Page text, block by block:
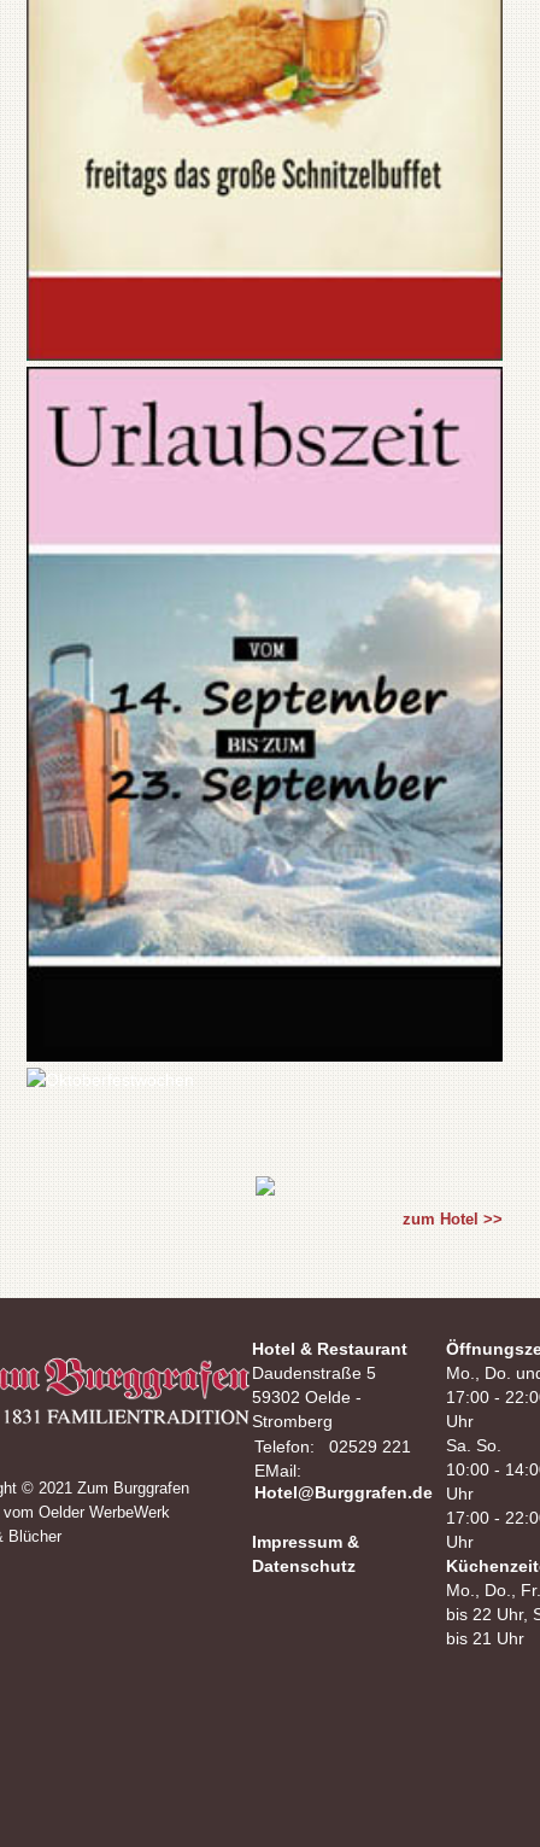
zum Hotel >>
© 2021 Zum Burggrafen
Oelder WerbeWerk
Blücher
Hotel & Restaurant
Daudenstraße 5
59302 Oelde -
Stromberg
Telefon:
02529 221
EMail:
Hotel@Burggrafen.de
Impressum &
Datenschutz
Mo., Do.
17:00 -
Uhr
Sa. So.
10:00 -
Uhr
17:00 -
Uhr
Mo., Do.,
bis 22 Uhr,
bis 21 Uhr